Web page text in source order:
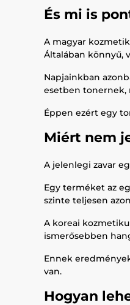
És mi is
A magyar
Általában könnyű,
Napjainkban
esetben tonernek,
Éppen ezért egy
Miért nem
A jelenlegi zavar
Egy terméket az
szinte teljesen
A koreai
ismerősebben
Ennek
van.
Hogyan